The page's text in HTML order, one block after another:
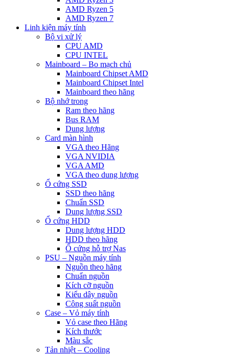
AMD Ryzen 5
AMD Ryzen 7
Linh kiện máy tính
Bộ vi xử lý
CPU AMD
CPU INTEL
Mainboard – Bo mạch chủ
Mainboard Chipset AMD
Mainboard Chipset Intel
Mainboard theo hãng
Bộ nhớ trong
Ram theo hãng
Bus RAM
Dung lượng
Card màn hình
VGA theo Hãng
VGA NVIDIA
VGA AMD
VGA theo dung lượng
Ổ cứng SSD
SSD theo hãng
Chuẩn SSD
Dung lượng SSD
Ổ cứng HDD
Dung lượng HDD
HDD theo hãng
Ổ cứng hỗ trợ Nas
PSU – Nguồn máy tính
Nguồn theo hãng
Chuẩn nguồn
Kích cỡ nguồn
Kiểu dây nguồn
Công suất nguồn
Case – Vỏ máy tính
Vỏ case theo Hãng
Kích thước
Màu sắc
Tản nhiệt – Cooling